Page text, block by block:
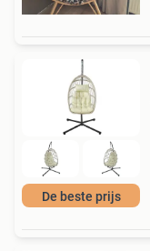
De beste prijs